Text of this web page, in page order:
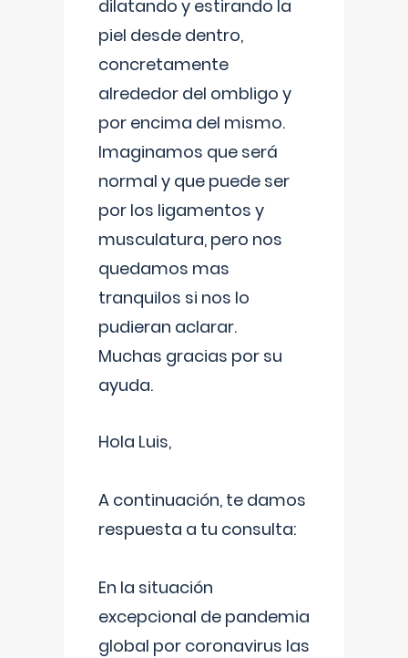
dilatando y estirando la
piel desde dentro,
concretamente
alrededor del ombligo y
por encima del mismo.
Imaginamos que será
normal y que puede ser
por los ligamentos y
musculatura, pero nos
quedamos mas
tranquilos si nos lo
pudieran aclarar.
Muchas gracias por su
ayuda.
Hola Luis,
A continuación, te damos
respuesta a tu consulta:
En la situación
excepcional de pandemia
global por coronavirus las